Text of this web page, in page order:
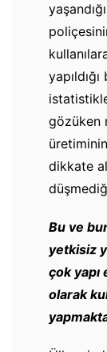
gözüken
dikkate
Bu ve
yetkisiz
çok yapı
olarak